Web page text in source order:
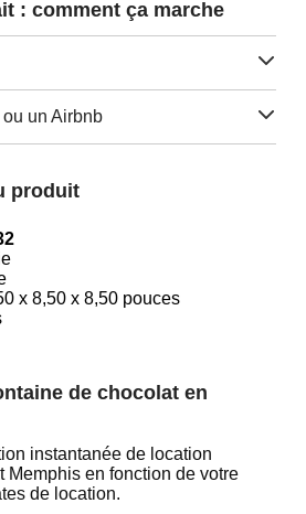
: comment ça marche
un Airbnb
produit
x 8,50 x 8,50 pouces
de chocolat en
instantanée de location
Memphis en fonction de votre
de location.